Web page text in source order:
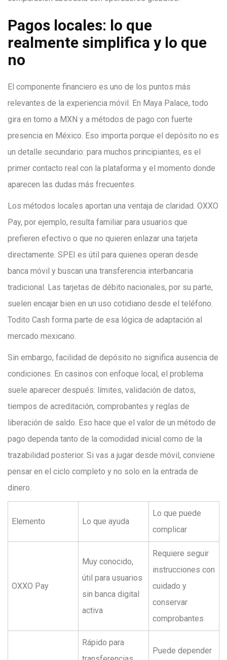
Pagos locales: lo que
realmente simplifica y lo que
no
El componente financiero es uno de los puntos más
relevantes de la experiencia móvil. En Maya Palace, todo
gira en torno a MXN y a métodos de pago con fuerte
presencia en México. Eso importa porque el depósito no es
un detalle secundario: para muchos principiantes, es el
primer contacto real con la plataforma y el momento donde
aparecen las dudas más frecuentes.
Los métodos locales aportan una ventaja de claridad. OXXO
Pay, por ejemplo, resulta familiar para usuarios que
prefieren efectivo o que no quieren enlazar una tarjeta
directamente. SPEI es útil para quienes operan desde
banca móvil y buscan una transferencia interbancaria
tradicional. Las tarjetas de débito nacionales, por su parte,
suelen encajar bien en un uso cotidiano desde el teléfono.
Todito Cash forma parte de esa lógica de adaptación al
mercado mexicano.
Sin embargo, facilidad de depósito no significa ausencia de
condiciones. En casinos con enfoque local, el problema
suele aparecer después: límites, validación de datos,
tiempos de acreditación, comprobantes y reglas de
liberación de saldo. Eso hace que el valor de un método de
pago dependa tanto de la comodidad inicial como de la
trazabilidad posterior. Si vas a jugar desde móvil, conviene
pensar en el ciclo completo y no solo en la entrada de
dinero.
Elemento Lo que ayuda
Lo que puede
complicar
OXXO Pay
Muy conocido,
útil para usuarios
sin banca digital
activa
Requiere seguir
instrucciones con
cuidado y
conservar
comprobantes
Rápido para
Puede depender